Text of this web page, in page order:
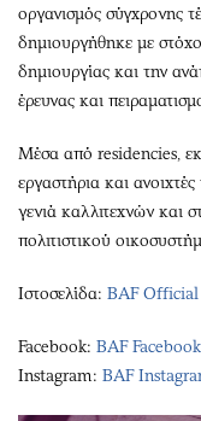
οργανισμός σύγχρονης
δημιουργήθηκε με
δημιουργίας και την
έρευνας και
Μέσα από residencies,
εργαστήρια και
γενιά καλλιτεχνών και
πολιτιστικού
Ιστοσελίδα: BAF Official
Facebook: BAF Facebook
Instagram: BAF